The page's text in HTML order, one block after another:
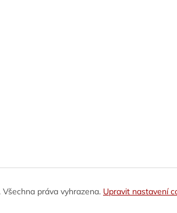
. Všechna práva vyhrazena. Upravit nastavení